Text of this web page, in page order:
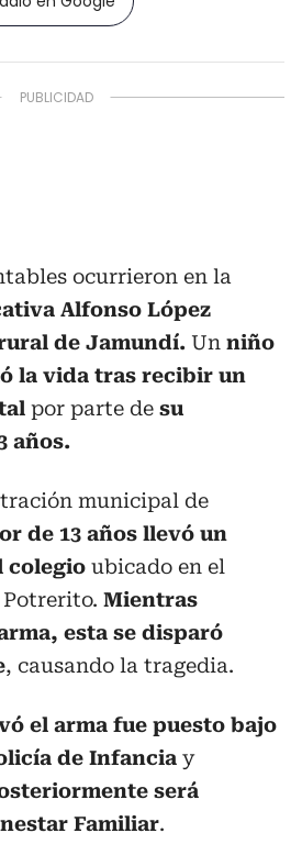
ocurrieron en la
Alfonso López
de Jamundí. Un niño
la vida tras recibir un
por parte de su
años.
municipal de
de 13 años llevó un
colegio ubicado en el
Mientras
esta se disparó
, causando la tragedia.
el arma fue puesto bajo
de Infancia y
será
Familiar.